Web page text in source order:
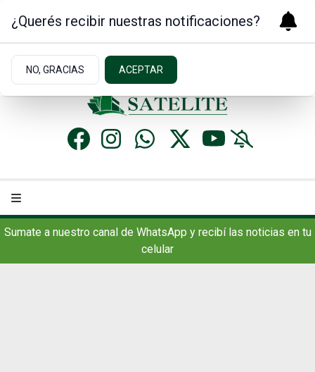
15.4ºc | Concordia, AR
Sumate a nuestro canal de WhatsApp y recibí las noticias en tu
celular
¿Querés recibir nuestras notificaciones?
NO, GRACIAS ACEPTAR